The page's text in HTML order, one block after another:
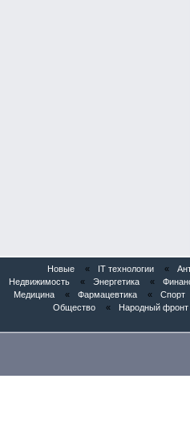
Новые « IT технологии «
Недвижимость
« Энергетика «
Медицина
« Фармацевтика « Спорт
Общество
« Народный фронт